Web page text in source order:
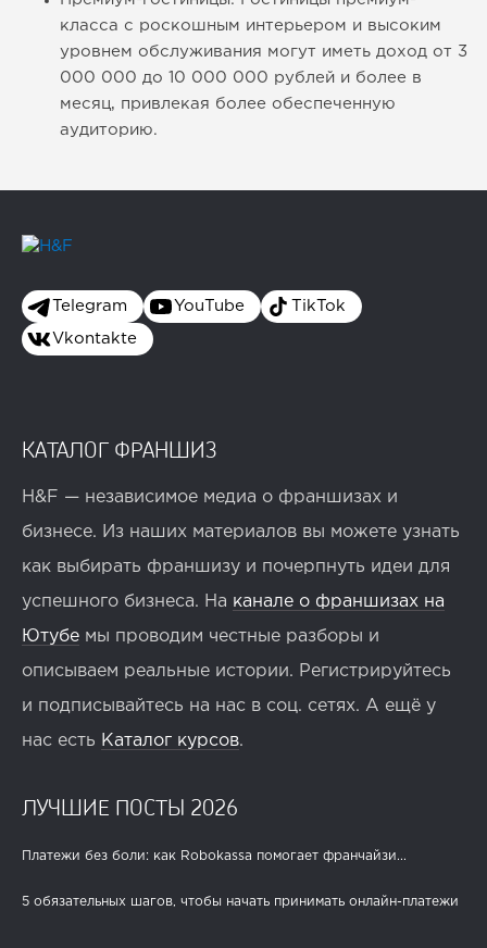
класса с роскошным интерьером и высоким
уровнем обслуживания могут иметь доход от 3
000 000 до 10 000 000 рублей и более в
месяц, привлекая более обеспеченную
аудиторию.
Telegram YouTube TikTok
Vkontakte
КАТАЛОГ ФРАНШИЗ
H&F — независимое медиа о франшизах и
бизнесе. Из наших материалов вы можете узнать
как выбирать франшизу и почерпнуть идеи для
успешного бизнеса. На канале о франшизах на
Ютубе мы проводим честные разборы и
описываем реальные истории. Регистрируйтесь
и подписывайтесь на нас в соц. сетях. А ещё у
нас есть Каталог курсов.
ЛУЧШИЕ ПОСТЫ 2026
Платежи без боли: как Robokassa помогает франчайзи...
5 обязательных шагов, чтобы начать принимать онлайн-платежи